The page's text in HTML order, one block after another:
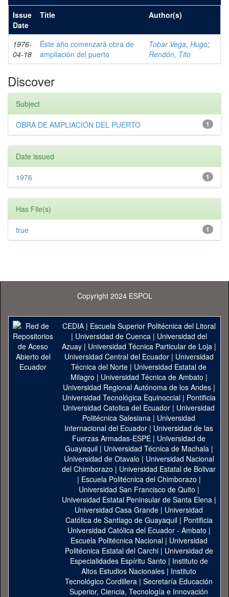
Issue
Date
Title Author(s)
1976-
04-18
Éste año comenzará obra de
ampliación del puerto
Tobar Vega, Hugo;
Rendón, Tito
Discover
Subject
1
OBRA DE AMPLIACIÓN DEL PUERTO
Date issued
1
1976
Has File(s)
1
true
Copyright 2024 ESPOL
CEDIA| Escuela Superior Politécnica del Litoral
| Universidad de Cuenca| Universidad del
Azuay| Universidad Técnica Particular de Loja|
Universidad Central del Ecuador| Universidad
Técnica del Norte | Universidad Estatal de
Milagro | Universidad Técnica de Ambato |
Universidad Regional Autónoma de los Andes|
Universidad Tecnológica Equinoccial| Pontificia
Universidad Catolica del Ecuador | Universidad
Politécnica Salesiana | Universidad
Internacional del Ecuador | Universidad de las
Fuerzas Armadas-ESPE | Universidad de
Guayaquil| Universidad Técnica de Machala|
Universidad de Otavalo | Universidad Nacional
del Chimborazo | Universidad Estatal de Bolivar
| Escuela Politécnica del Chimborazo |
Universidad San Francisco de Quito |
Universidad Estatal Peninsular de Santa Elena|
Universidad Casa Grande | Universidad
Católica de Santiago de Guayaquil| Pontificia
Universidad Católica del Ecuador - Ambato |
Escuela Politécnica Nacional| Universidad
Politécnica Estatal del Carchi| Universidad de
Especialidades Espíritu Santo | Instituto de
Altos Estudios Nacionales | Instituto
Tecnológico Cordillera | Secretaría Educación
Superior, Ciencia, Tecnología e Innovación